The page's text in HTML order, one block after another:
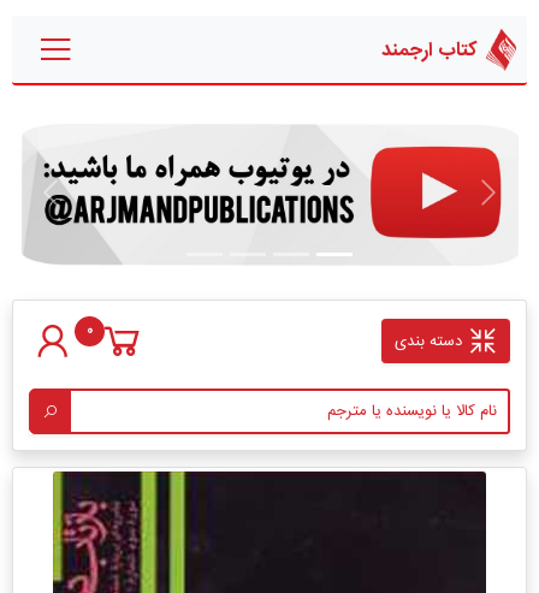
کتاب ارجمند
قبلی بعدی
دسته بندی 0